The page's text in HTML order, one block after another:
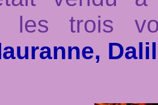
les trois